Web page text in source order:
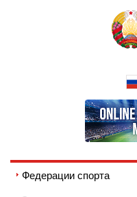
Федерации спорта